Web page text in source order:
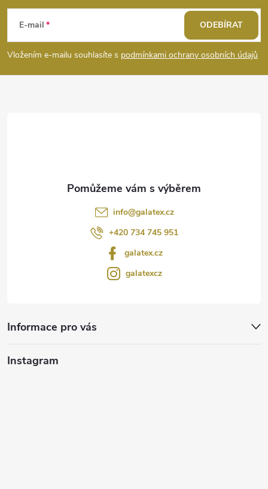
p
a
E-mail
Vložením e-mailu souhlasíte s podmínkami ochrany osobních údajů
ODEBÍRAT
info@galatex.cz
+420 734 745 951
galatex.cz
galatexcz
Informace pro vás
Instagram